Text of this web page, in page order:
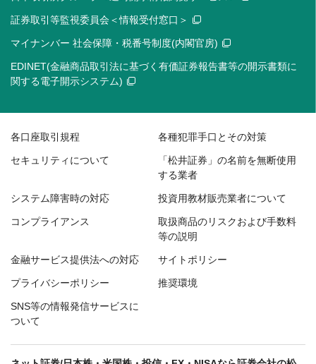
証券取引等監視委員会＜情報受付窓口＞
マイナンバー 社会保障・税番号制度(内閣官房)
EDINET(金融商品取引法に基づく有価証券報告書等の開示書類に
関する電子開示システム)
各口座取引規程 各種犯罪手口とその対策
セキュリティについて
「松井証券」の名前を無断使用
する業者
システム障害時の対応 投資用教材販売業者について
コンプライアンス
取扱商品のリスクおよび手数料
等の説明
金融サービス提供法への対応 サイトポリシー
プライバシーポリシー 推奨環境
SNS等の情報発信サービスに
ついて